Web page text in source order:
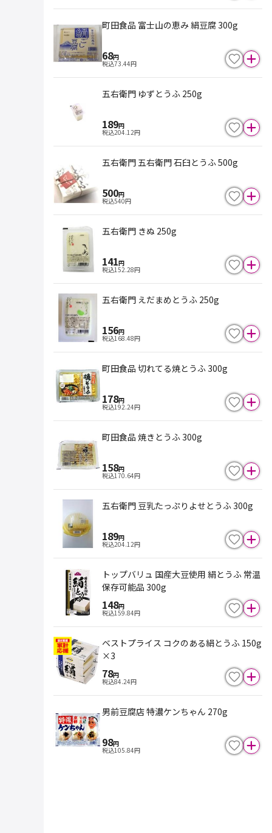
町田食品 富士山の恵み 絹豆腐 300g
68円
税込73.44円
五右衛門 ゆずとうふ 250g
189円
税込204.12円
五右衛門 五右衛門 石臼とうふ 500g
500円
税込540円
五右衛門 きぬ 250g
141円
税込152.28円
五右衛門 えだまめとうふ 250g
156円
税込168.48円
町田食品 切れてる焼とうふ 300g
178円
税込192.24円
町田食品 焼きとうふ 300g
158円
税込170.64円
五右衛門 豆乳たっぷりよせとうふ 300g
189円
税込204.12円
トップバリュ 国産大豆使用 絹とうふ 常温
保存可能品 300g
148円
税込159.84円
ベストプライス コクのある絹とうふ 150g
×3
78円
税込84.24円
男前豆腐店 特濃ケンちゃん 270g
98円
税込105.84円